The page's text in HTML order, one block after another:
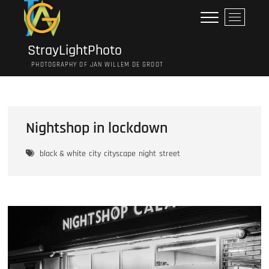
StrayLightPhoto
PHOTOGRAPHY OF JAN WILLEM DE GROOT
M
e
Nightshop in lockdown
black & white city cityscape night street